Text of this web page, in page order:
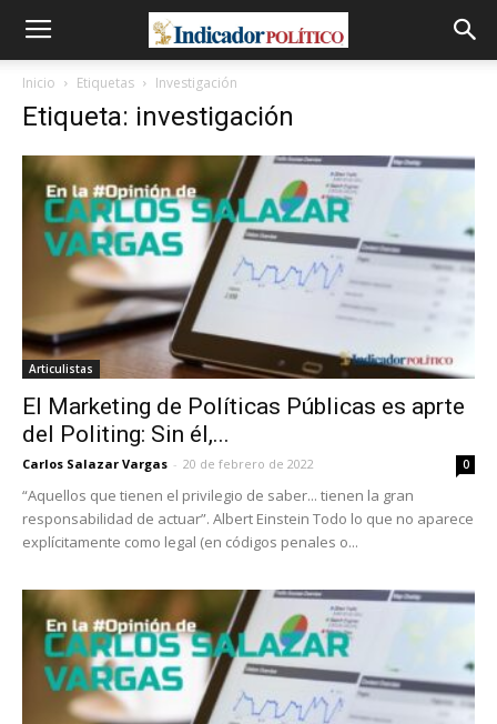
Inicio Etiquetas Investigación
Etiqueta: investigación
Articulistas
El Marketing de Políticas Públicas es aprte
del Politing: Sin él,...
Carlos Salazar Vargas - 20 de febrero de 2022 0
“Aquellos que tienen el privilegio de saber... tienen la gran
responsabilidad de actuar”. Albert Einstein Todo lo que no aparece
explícitamente como legal (en códigos penales o...